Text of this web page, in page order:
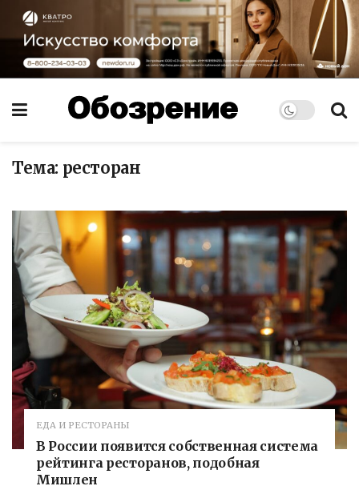
Тема: ресторан
ЕДА И РЕСТОРАНЫ
В России появится собственная система
рейтинга ресторанов, подобная
Мишлен